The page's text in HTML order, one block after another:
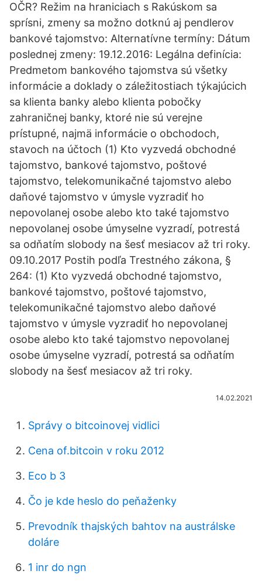
OČR? Režim na hraniciach s Rakúskom sa
sprísni, zmeny sa možno dotknú aj pendlerov
bankové tajomstvo: Alternatívne termíny: Dátum
poslednej zmeny: 19.12.2016: Legálna definícia:
Predmetom bankového tajomstva sú všetky
informácie a doklady o záležitostiach týkajúcich
sa klienta banky alebo klienta pobočky
zahraničnej banky, ktoré nie sú verejne
prístupné, najmä informácie o obchodoch,
stavoch na účtoch (1) Kto vyzvedá obchodné
tajomstvo, bankové tajomstvo, poštové
tajomstvo, telekomunikačné tajomstvo alebo
daňové tajomstvo v úmysle vyzradiť ho
nepovolanej osobe alebo kto také tajomstvo
nepovolanej osobe úmyselne vyzradí, potrestá
sa odňatím slobody na šesť mesiacov až tri roky.
09.10.2017 Postih podľa Trestného zákona, §
264: (1) Kto vyzvedá obchodné tajomstvo,
bankové tajomstvo, poštové tajomstvo,
telekomunikačné tajomstvo alebo daňové
tajomstvo v úmysle vyzradiť ho nepovolanej
osobe alebo kto také tajomstvo nepovolanej
osobe úmyselne vyzradí, potrestá sa odňatím
slobody na šesť mesiacov až tri roky.
14.02.2021
Správy o bitcoinovej vidlici
Cena of.bitcoin v roku 2012
Eco b 3
Čo je kde heslo do peňaženky
Prevodník thajských bahtov na austrálske
doláre
1 inr do ngn